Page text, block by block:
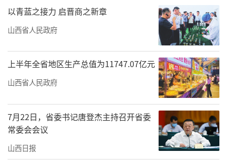
朔州市朔城区、翼城县进行经验交流，中国农
业科学院副研究员、农业农村部玉米单产提升
工程专家指导组成员明博就玉米密植精准调控
高产进行授课，黄学芳、张中东等10位专家分
别就“晋中旱作玉米艺机一体化探墒播种抗旱
保苗技术模式”“朔州市朔城区玉米膜侧播种
模式”等有机旱作十大典型技术模式进行了专
题讲解。
5月中旬，我省全面完成小麦完全成本保险
以青蓝之接力 启晋商之新章
山西省人民政府
上半年全省地区生产总值为11747.07亿元
山西省人民政府
7月22日，省委书记唐登杰主持召开省委
常委会会议
山西日报